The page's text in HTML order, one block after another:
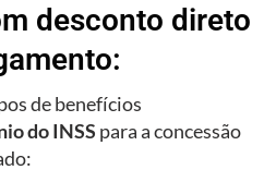
desconto direto
de benefícios
do INSS para a concessão